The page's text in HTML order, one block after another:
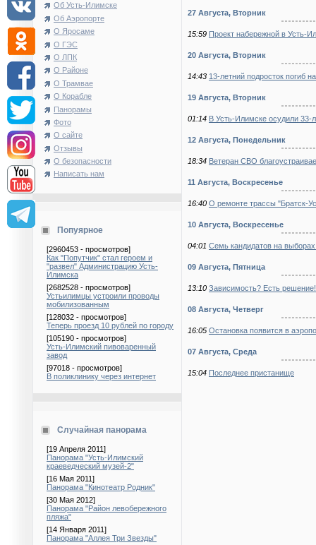
Об Усть-Илимске
Об Аэропорте
О Яросаме
О ГЭС
О ЛПК
О Районе
О Трамвае
О Корабле
Панорамы
Фото
О сайте
Отзывы
О безопасности
Написать нам
Попуярное
[2960453 - просмотров]
Как "Попутчик" стал героем и
"развел" Администрацию Усть-
Илимска
[2682528 - просмотров]
Устьилимцы устроили проводы
мобилизованным
[128032 - просмотров]
Теперь проезд 10 рублей по городу
[105190 - просмотров]
Усть-Илимский пивоваренный
завод
[97018 - просмотров]
В поликлинику через интернет
Случайная панорама
[19 Апреля 2011]
Панорама "Усть-Илимский
краеведческий музей-2"
[16 Мая 2011]
Панорама "Кинотеатр Родник"
[30 Мая 2012]
Панорама "Район левобережного
пляжа"
[14 Января 2011]
Панорама "Аллея Три Звезды"
27 Августа, Вторник
15:59 Проект набережной в Усть-
20 Августа, Вторник
14:43 13-летний подросток погиб
19 Августа, Вторник
01:14 В Усть-Илимске осудили 33-
12 Августа, Понедельник
18:34 Ветеран СВО
11 Августа, Воскресенье
16:40 О ремонте трассы "Братск-
10 Августа, Воскресенье
04:01 Семь кандидатов на
09 Августа, Пятница
13:10 Зависимость? Есть решение!
08 Августа, Четверг
16:05 Остановка появится в
07 Августа, Среда
15:04 Последнее пристанище